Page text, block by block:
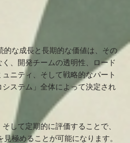
的な成長と長期的な価値は、その
、開発チームの透明性、ロード
ニティ、そして戦略的なパート
ステム」全体によって決定され
して定期的に評価することで、
極めることが可能になります。